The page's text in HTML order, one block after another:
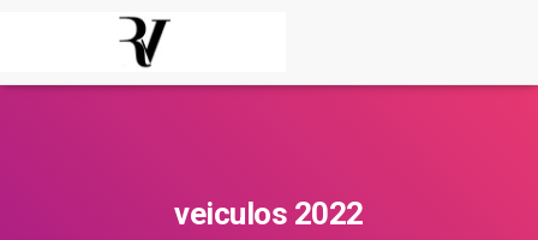
veiculos 2022